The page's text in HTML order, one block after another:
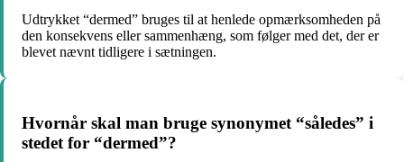
Udtrykket “dermed” bruges til at henlede opmærksomheden på
den konsekvens eller sammenhæng, som følger med det, der er
blevet nævnt tidligere i sætningen.
Hvornår skal man bruge synonymet “således” i
stedet for “dermed”?